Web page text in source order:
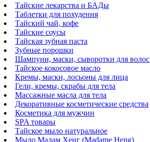
Тайские лекарства и БАДы
Таблетки для похудения
Тайский чай, кофе
Тайские соусы
Тайская зубная паста
Зубные порошки
Шампуни, маски, сыворотки для волос
Тайское кокосовое масло
Кремы, маски, лосьоны для лица
Гели, кремы, скрабы для тела
Массажные масла для тела
Декоративные косметические средства
Косметика для мужчин
SPA товары
Тайское мыло натуральное
Мыло Мадам Хенг (Madame Heng)